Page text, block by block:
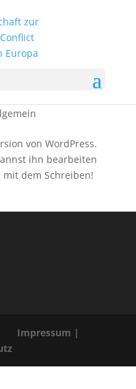
von WordPress.
ihn bearbeiten
dem Schreiben!
Impressum |